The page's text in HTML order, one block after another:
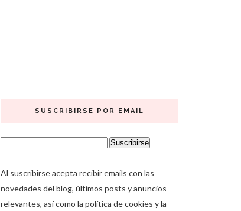
SUSCRIBIRSE POR EMAIL
Al suscribirse acepta recibir emails con las
novedades del blog, últimos posts y anuncios
relevantes, así como la política de cookies y la